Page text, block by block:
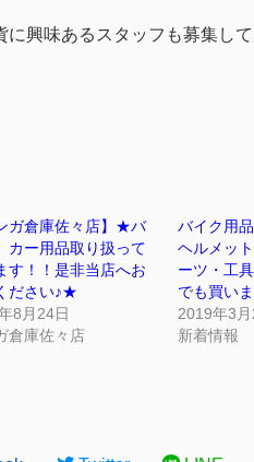
興味あるスタッフも募集して
ガ倉庫佐々店】★バ
カー用品取り扱って
す！！是非当店へお
ださい♪★
8月24日
倉庫佐々店
バイク用
ヘルメッ
ーツ・工
でも買い
2019年3月
新着情報